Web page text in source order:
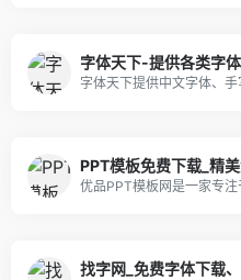
字体天下-提供各类字
字体天下提供中文字体、
优品PPT模板网是一家专